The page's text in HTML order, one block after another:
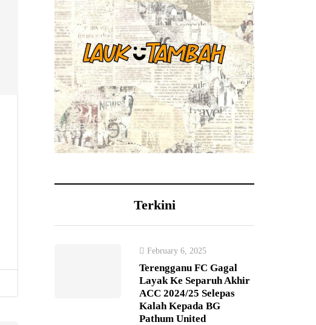
Terkini
February 6, 2025
Terengganu FC Gagal
Layak Ke Separuh Akhir
ACC 2024/25 Selepas
Kalah Kepada BG
Pathum United